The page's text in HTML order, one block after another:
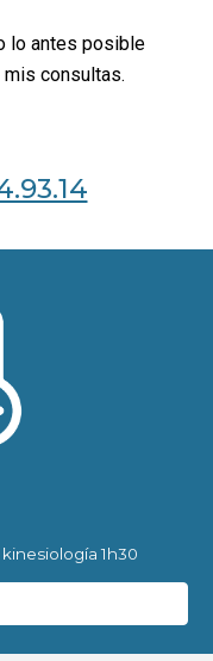
lo antes posible
consultas.
1h30